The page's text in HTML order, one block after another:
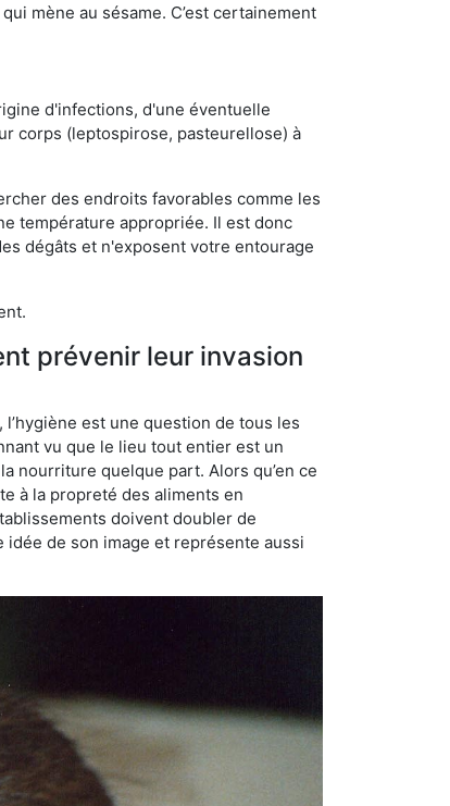
mène au sésame. C’est certainement
d'infections, d'une éventuelle
corps (leptospirose, pasteurellose) à
des endroits favorables comme les
température appropriée. Il est donc
dégâts et n'exposent votre entourage
prévenir leur invasion
est une question de tous les
vu que le lieu tout entier est un
nourriture quelque part. Alors qu’en ce
à la propreté des aliments en
doivent doubler de
idée de son image et représente aussi